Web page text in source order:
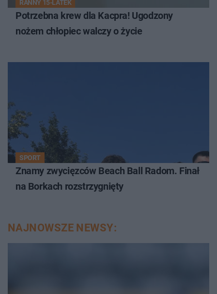
RANNY 15-LATEK
Potrzebna krew dla Kacpra! Ugodzony
nożem chłopiec walczy o życie
SPORT
Znamy zwycięzców Beach Ball Radom. Finał
na Borkach rozstrzygnięty
NAJNOWSZE NEWSY: